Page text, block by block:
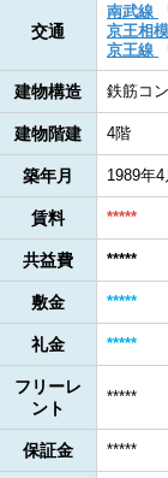
交通
南武線
京王相
京王線
建物構造 鉄筋コ
建物階建 4階
築年月 1989年4
賃料 *****
共益費 *****
敷金 *****
礼金 *****
フリーレ
ント
*****
保証金 *****